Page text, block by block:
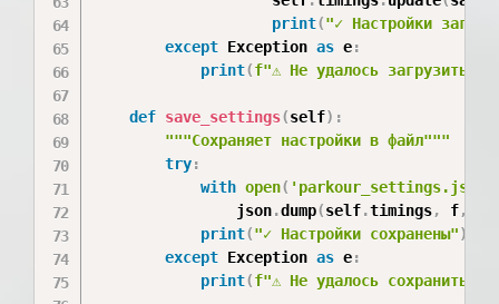
print("✓ Настройки
except Exception as e:
print(f"⚠ Не удалось загрузить
def save_settings(self) :
"""Сохраняет настройки в файл"""
try:
with open( 'parkour_settings.json'
                json
.dump(self.timings, f,
print("✓ Настройки сохранены")
except Exception as e:
print(f"⚠ Не удалось сохранить